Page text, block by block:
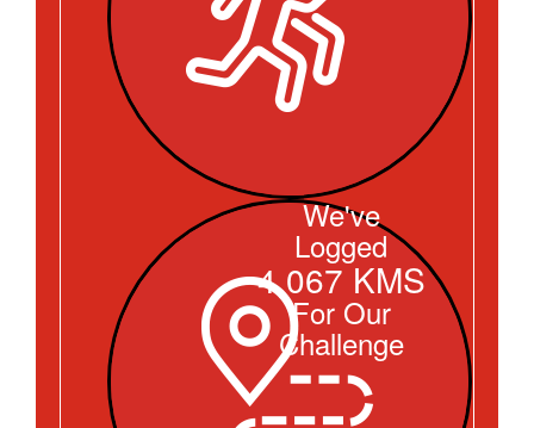
We've
Logged
4,067 KMS
For Our
Challenge